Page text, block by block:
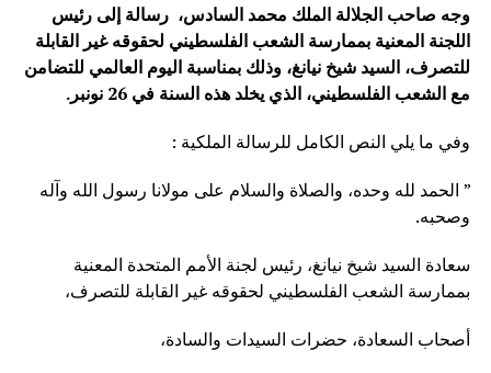
وجه صاحب الجلالة الملك محمد السادس، رسالة إلى رئيس
اللجنة المعنية بممارسة الشعب الفلسطيني لحقوقه غير القابلة
للتصرف، السيد شيخ نيانغ، وذلك بمناسبة اليوم العالمي للتضامن
مع الشعب الفلسطيني، الذي يخلد هذه السنة في 26 نونبر
.
وفي ما يلي النص الكامل للرسالة الملكية :
” الحمد لله وحده، والصلاة والسلام على مولانا رسول الله وآله
وصحبه.
سعادة السيد شيخ نيانغ، رئيس لجنة الأمم المتحدة المعنية
بممارسة الشعب الفلسطيني لحقوقه غير القابلة للتصرف،
أصحاب السعادة، حضرات السيدات والسادة،